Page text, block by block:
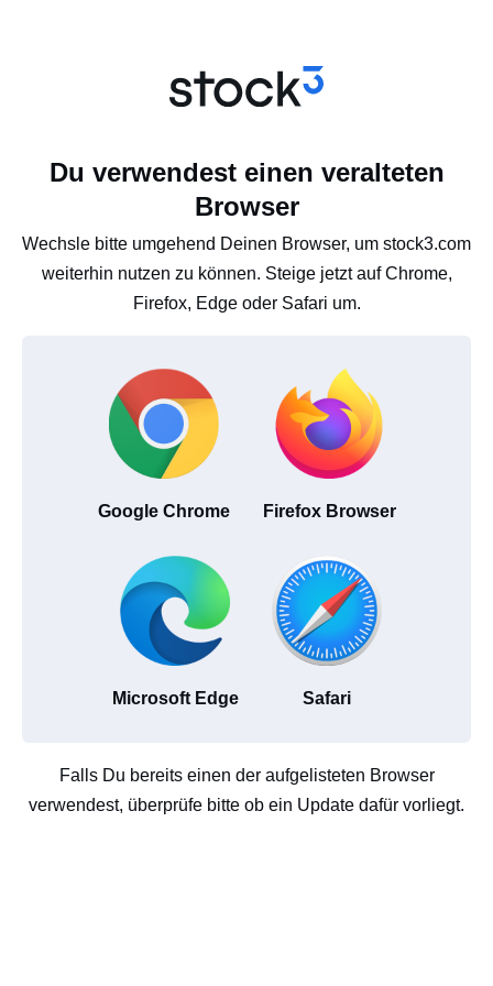
Du verwendest einen veralteten
Browser
Wechsle bitte umgehend Deinen Browser, um stock3.com
weiterhin nutzen zu können. Steige jetzt auf Chrome,
Firefox, Edge oder Safari um.
Google Chrome Firefox Browser
Microsoft Edge Safari
Falls Du bereits einen der aufgelisteten Browser
verwendest, überprüfe bitte ob ein Update dafür vorliegt.